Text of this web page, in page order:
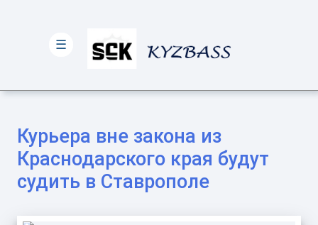
Курьера вне закона из
Краснодарского края будут
судить в Ставрополе
☰